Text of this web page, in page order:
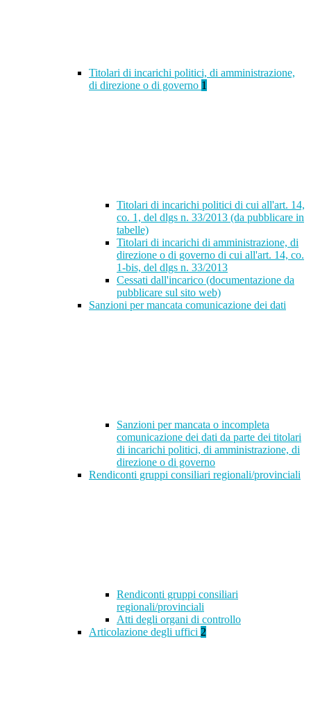
Titolari di incarichi politici, di amministrazione,
di direzione o di governo 1
Titolari di incarichi politici di cui all'art. 14,
co. 1, del dlgs n. 33/2013 (da pubblicare in
tabelle)
Titolari di incarichi di amministrazione, di
direzione o di governo di cui all'art. 14, co.
1-bis, del dlgs n. 33/2013
Cessati dall'incarico (documentazione da
pubblicare sul sito web)
Sanzioni per mancata comunicazione dei dati
Sanzioni per mancata o incompleta
comunicazione dei dati da parte dei titolari
di incarichi politici, di amministrazione, di
direzione o di governo
Rendiconti gruppi consiliari regionali/provinciali
Rendiconti gruppi consiliari
regionali/provinciali
Atti degli organi di controllo
Articolazione degli uffici 2